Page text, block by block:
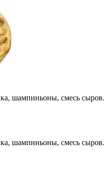
шампиньоны, смесь сыров.
шампиньоны, смесь сыров.